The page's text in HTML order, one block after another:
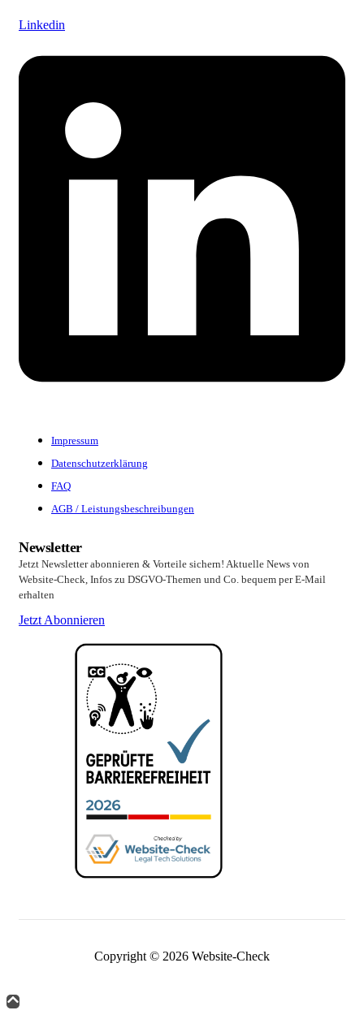
Linkedin
Impressum
Datenschutzerklärung
FAQ
AGB / Leistungsbeschreibungen
Newsletter
Jetzt Newsletter abonnieren & Vorteile sichern! Aktuelle News von
Website-Check, Infos zu DSGVO-Themen und Co. bequem per E-Mail
erhalten
Jetzt Abonnieren
Copyright © 2026 Website-Check